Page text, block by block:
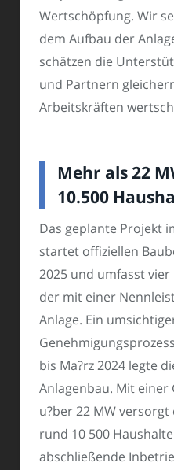
Wertschöpfung. Wir
dem Aufbau der
schätzen die
und Partnern
Arbeitskräften
Mehr als 22
10.500
Das geplante Projekt
startet offiziellen
2025 und umfasst vier
der mit einer
Anlage. Ein
bis Ma?rz 2024 legte
Anlagenbau. Mit einer
u?ber 22 MW
rund 10 500
abschließende